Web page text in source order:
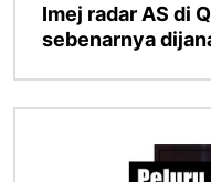
Imej radar AS di
sebenarnya